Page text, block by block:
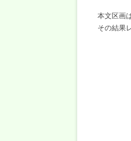
本文区画
その結果